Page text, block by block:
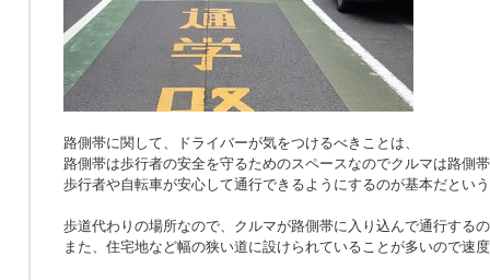
路側帯に関して、ドライバーが気をつけるべきことは、
路側帯は歩行者の安全を守るためのスペースなのでクルマは路側
歩行者や自転車が安心して通行できるようにするのが基本だとい
歩道代わりの場所なので、クルマが路側帯に入り込んで通行する
また、住宅地など幅の狭い道に設けられていることが多いので速